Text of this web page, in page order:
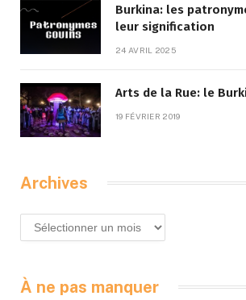
Burkina: les
leur signification
24 AVRIL 2025
Arts de la Rue: le
19 FÉVRIER 2019
Archives
Archives
À ne pas manquer